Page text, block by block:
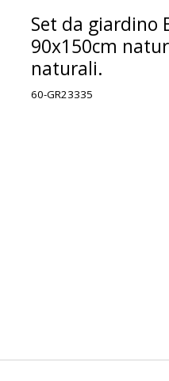
Set da giardino
90x150cm
naturali.
60-GR23335